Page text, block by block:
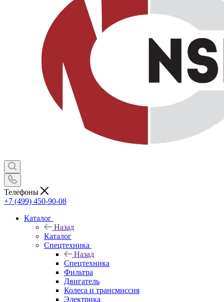
Телефоны
+7 (499) 450-90-08
Каталог
Назад
Каталог
Спецтехника
Назад
Спецтехника
Фильтра
Двигатель
Колеса и трансмиссия
Электрика